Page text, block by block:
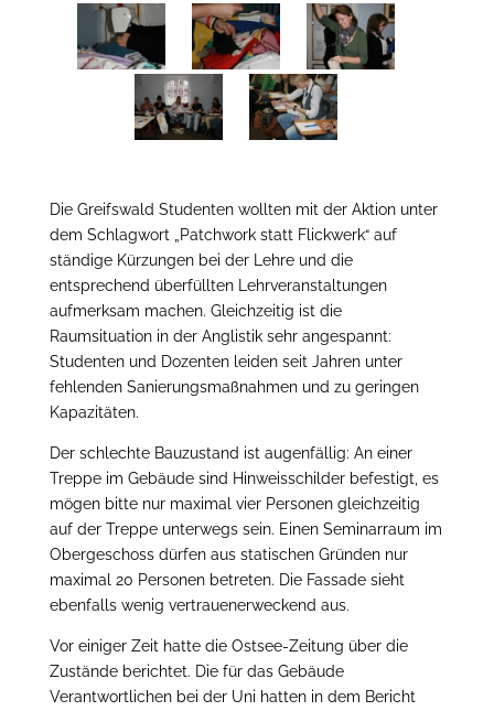
Die Greifswald Studenten wollten mit der Aktion unter
dem Schlagwort „Patchwork statt Flickwerk“ auf
ständige Kürzungen bei der Lehre und die
entsprechend überfüllten Lehrveranstaltungen
aufmerksam machen. Gleichzeitig ist die
Raumsituation in der Anglistik sehr angespannt:
Studenten und Dozenten leiden seit Jahren unter
fehlenden Sanierungsmaßnahmen und zu geringen
Kapazitäten.
Der schlechte Bauzustand ist augenfällig: An einer
Treppe im Gebäude sind Hinweisschilder befestigt, es
mögen bitte nur maximal vier Personen gleichzeitig
auf der Treppe unterwegs sein. Einen Seminarraum im
Obergeschoss dürfen aus statischen Gründen nur
maximal 20 Personen betreten. Die Fassade sieht
ebenfalls wenig vertrauenerweckend aus.
Vor einiger Zeit hatte die Ostsee-Zeitung über die
Zustände berichtet. Die für das Gebäude
Verantwortlichen bei der Uni hatten in dem Bericht